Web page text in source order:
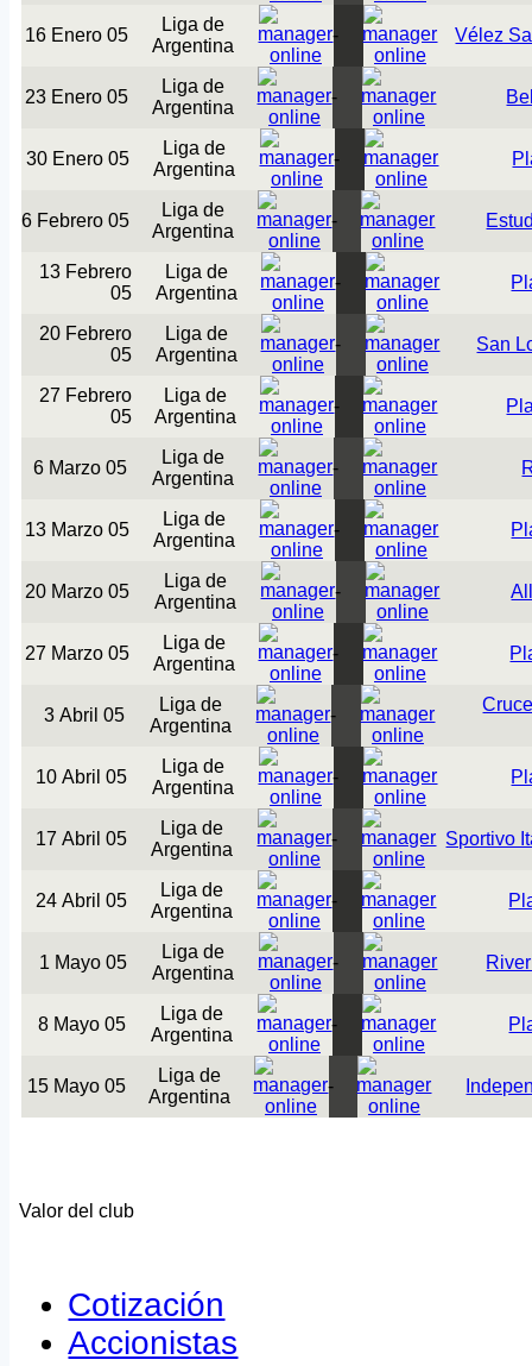
16 Enero 05
Liga de
Argentina
- Vélez
23 Enero 05
Liga de
Argentina
-
30 Enero 05
Liga de
Argentina
-
6 Febrero 05
Liga de
Argentina
-
13 Febrero
05
Liga de
Argentina
-
20 Febrero
05
Liga de
Argentina
- San
27 Febrero
05
Liga de
Argentina
-
6 Marzo 05
Liga de
Argentina
-
13 Marzo 05
Liga de
Argentina
-
20 Marzo 05
Liga de
Argentina
-
27 Marzo 05
Liga de
Argentina
-
3 Abril 05
Liga de
Argentina
-
10 Abril 05
Liga de
Argentina
-
17 Abril 05
Liga de
Argentina
- Sportivo
24 Abril 05
Liga de
Argentina
-
1 Mayo 05
Liga de
Argentina
-
8 Mayo 05
Liga de
Argentina
-
15 Mayo 05
Liga de
Argentina
-
Valor del club
Cotización
Accionistas